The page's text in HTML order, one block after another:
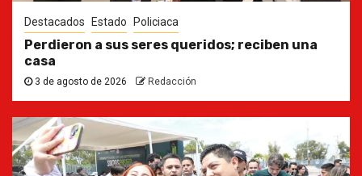
Destacados Estado Policiaca
Perdieron a sus seres queridos; reciben una
casa
3 de agosto de 2026 Redacción